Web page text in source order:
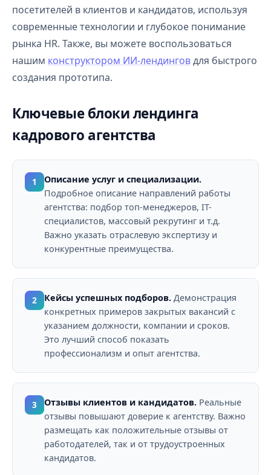
посетителей в клиентов и кандидатов, используя
современные технологии и глубокое понимание
рынка HR. Также, вы можете воспользоваться
нашим конструктором ИИ-лендинговдля быстрого
создания прототипа.
Ключевые блоки лендинга
кадрового агентства
1
Описание услуг и специализации.
Подробное описание направлений работы
агентства: подбор топ-менеджеров, IT-
специалистов, массовый рекрутинг и т.д.
Важно указать отраслевую экспертизу и
конкурентные преимущества.
2 Кейсы успешных подборов. Демонстрация
конкретных примеров закрытых вакансий с
указанием должности, компании и сроков.
Это лучший способ показать
профессионализм и опыт агентства.
3 Отзывы клиентов и кандидатов. Реальные
отзывы повышают доверие к агентству. Важно
размещать как положительные отзывы от
работодателей, так и от трудоустроенных
кандидатов.